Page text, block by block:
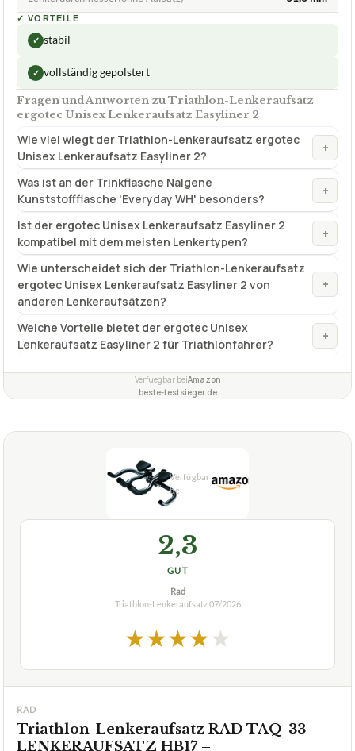
✓ VORTEILE
✓ stabil
✓ vollständig gepolstert
Fragen und Antworten zu Triathlon-Lenkeraufsatz
ergotec Unisex Lenkeraufsatz Easyliner 2
Wie viel wiegt der Triathlon-Lenkeraufsatz ergotec
Unisex Lenkeraufsatz Easyliner 2?
+
Was ist an der Trinkflasche Nalgene
Kunststoffflasche 'Everyday WH' besonders?
+
Ist der ergotec Unisex Lenkeraufsatz Easyliner 2
kompatibel mit dem meisten Lenkertypen?
+
Wie unterscheidet sich der Triathlon-Lenkeraufsatz
ergotec Unisex Lenkeraufsatz Easyliner 2 von
anderen Lenkeraufsätzen?
+
Welche Vorteile bietet der ergotec Unisex
Lenkeraufsatz Easyliner 2 für Triathlonfahrer?
+
Verfuegbar beiAmazon
beste-testsieger.de
2,3
GUT
Rad
Triathlon-Lenkeraufsatz07/2026
★★★★★
RAD
Triathlon-Lenkeraufsatz RAD TAQ-33
LENKERAUFSATZ HB17 –